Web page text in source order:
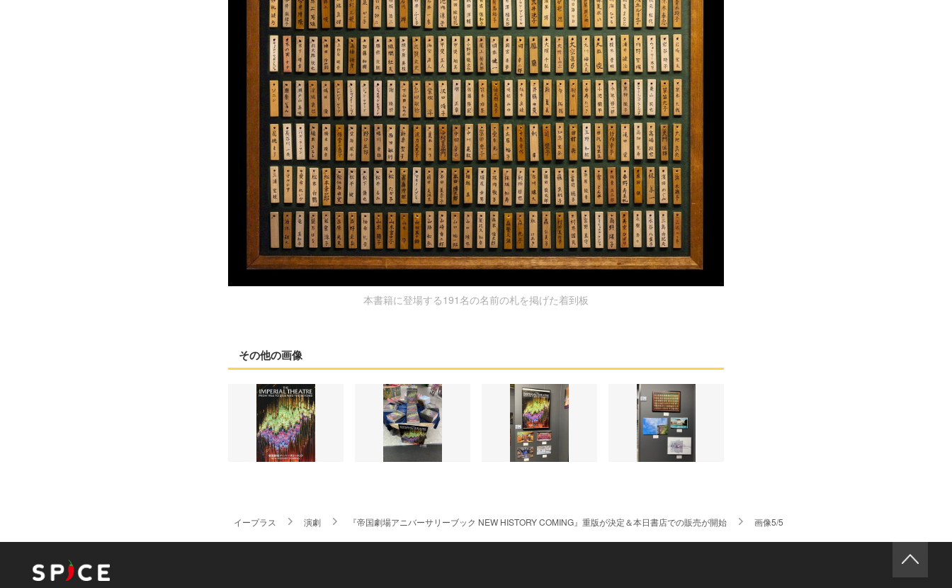
本書籍に登場する191名の名前の札を掲げた着到板
その他の画像
イープラス 演劇 『帝国劇場アニバーサリーブック NEW HISTORY COMING』重版が決定＆本日書店での販売が開始 画像5/5